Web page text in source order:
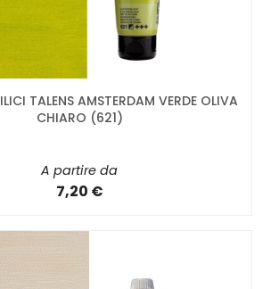
TALENS AMSTERDAM VERDE OLIVA
CHIARO (621)
A partire da
7,20 €